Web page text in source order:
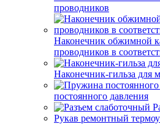
проводников
Наконечник обжимной
проводников в
Наконечник-гильза для
постоянного давления
Рукав ремонтный